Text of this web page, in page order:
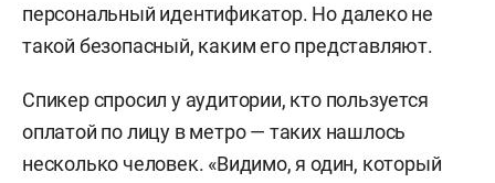
персональный идентификатор. Но далеко не
такой безопасный, каким его представляют.
Спикер спросил у аудитории, кто пользуется
оплатой по лицу в метро — таких нашлось
несколько человек. «Видимо, я один, который